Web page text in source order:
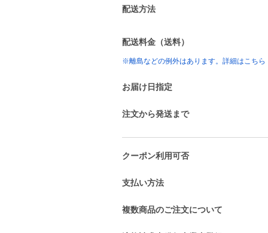
配送方法
配送料金（送料）
※離島などの例外はあります。詳細はこちら
お届け日指定
注文から発送まで
クーポン利用可否
支払い方法
複数商品のご注文について